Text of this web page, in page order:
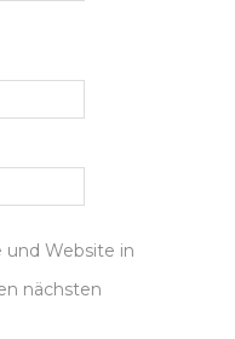
und Website in
nächsten